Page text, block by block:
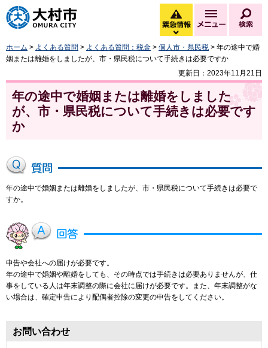
大村市
緊急情報
緊急情報を開く
メニュー
ホーム > よくある質問 > よくある質問：税金 > 個人市・県民税 > 年の途中で婚
姻または離婚をしましたが、市・県民税について手続きは必要ですか
更新日：2023年11月21日
年の途中で婚姻または離婚をしました
が、市・県民税について手続きは必要です
か
年の途中で婚姻または離婚をしましたが、市・県民税について手続きは必要で
すか。
申告や会社への届けが必要です。
年の途中で婚姻や離婚をしても、その時点では手続きは必要ありませんが、仕
事をしている人は年末調整の際に会社に届けが必要です。また、年末調整がな
い場合は、確定申告により配偶者控除の変更の申告をしてください。
お問い合わせ